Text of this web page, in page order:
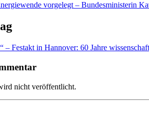
vorgelegt – Bundesministerin
– Festakt in Hannover: 60 Jahre
nicht veröffentlicht.